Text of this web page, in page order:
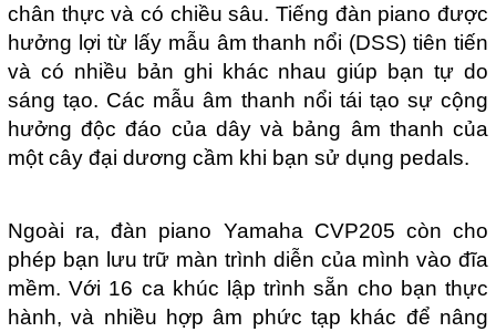
chân thực và có chiều sâu. Tiếng đàn piano được
hưởng lợi từ lấy mẫu âm thanh nổi (DSS) tiên tiến
và có nhiều bản ghi khác nhau giúp bạn tự do
sáng tạo. Các mẫu âm thanh nổi tái tạo sự cộng
hưởng độc đáo của dây và bảng âm thanh của
một cây đại dương cầm khi bạn sử dụng pedals.
Ngoài ra, đàn piano Yamaha CVP205 còn cho
phép bạn lưu trữ màn trình diễn của mình vào đĩa
mềm. Với 16 ca khúc lập trình sẵn cho bạn thực
hành, và nhiều hợp âm phức tạp khác để nâng